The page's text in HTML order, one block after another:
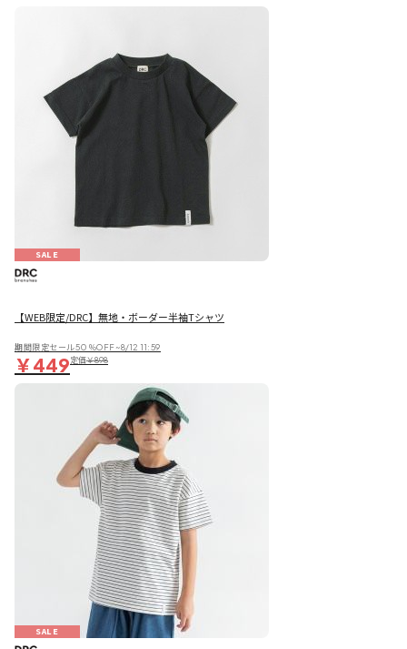
SALE
【WEB限定/DRC】無地・ボーダー半袖Tシャツ
期間限定セール50％OFF~8/12 11:59
￥449定価￥898
SALE